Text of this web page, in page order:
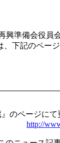
興準備会役員
、下記のペー
のページに
http://